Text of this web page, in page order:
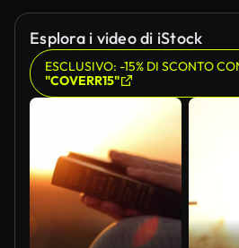
Esplora i video di iStock
ESCLUSIVO: -15% DI SCONTO
"COVERR15"